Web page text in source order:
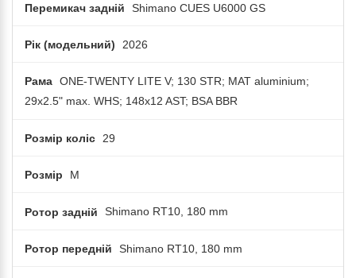
Перемикач задній Shimano CUES U6000 GS
Рік (модельний) 2026
Рама ONE-TWENTY LITE V; 130 STR; MAT aluminium;
29x2.5" max. WHS; 148x12 AST; BSA BBR
Розмір коліс 29
Розмір M
Ротор задній Shimano RT10, 180 mm
Ротор передній Shimano RT10, 180 mm